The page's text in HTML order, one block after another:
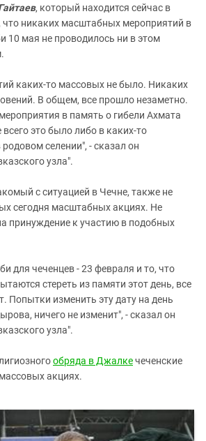
, который находится сейчас в
что никаких масштабных мероприятий в
10 мая не проводилось ни в этом
каких-то массовых не было. Никаких
В общем, все прошло незаметно.
в память о гибели Ахмата
это было либо в каких-то
селении", - сказал он
узла".
с ситуацией в Чечне, также не
сегодня масштабных акциях. Не
принуждение к участию в подобных
для чеченцев - 23 февраля и то, что
стереть из памяти этот день, все
Попытки изменить эту дату на день
ничего не изменит", - сказал он
узла".
обряда в Джалкечеченские
акциях.